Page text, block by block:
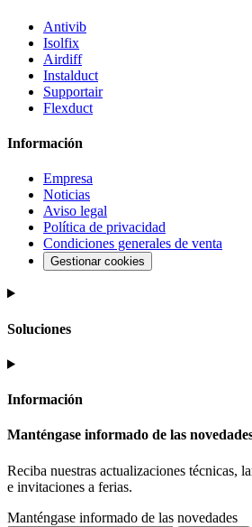
Antivib
Isolfix
Airdiff
Instalduct
Supportair
Flexduct
Información
Empresa
Noticias
Aviso legal
Política de privacidad
Condiciones generales de venta
Gestionar cookies
Soluciones
Información
Manténgase informado de las
Reciba nuestras actualizaciones técnicas,
e invitaciones a ferias.
Manténgase informado de las novedades